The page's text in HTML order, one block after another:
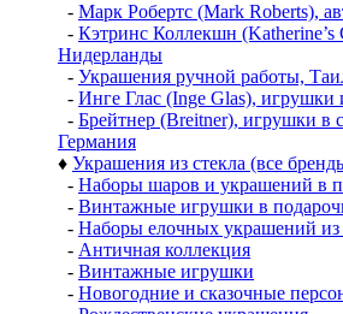
- Марк Робертс (Mark Roberts),
- Кэтринс Коллекшн
Нидерланды
- Украшения ручной работы,
- Инге Глас (Inge Glas), игрушки
- Брейтнер (Breitner), игрушки в
Германия
♦ Украшения из стекла (все
- Наборы шаров и украшений в
- Винтажные игрушки в
- Наборы елочных украшений из
- Античная коллекция
- Винтажные игрушки
- Новогодние и сказочные